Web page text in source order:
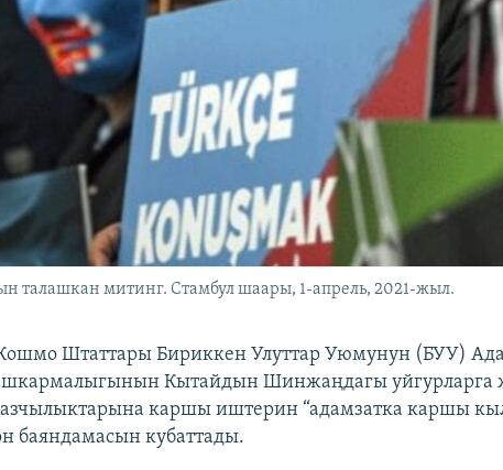
талашкан митинг. Стамбул шаары, 1-апрель, 2021-жыл.
Штаттары Бириккен Улуттар Уюмунун (БУУ)
Кытайдын Шинжаңдагы уйгурларга
каршы иштерин “адамзатка каршы
баяндамасын кубаттады.